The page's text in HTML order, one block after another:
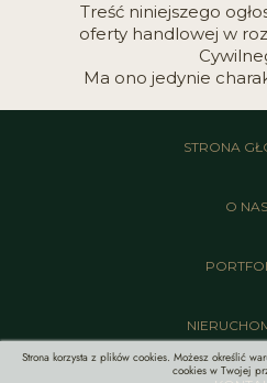
Treść niniejszego
oferty handlowej w
Ma ono jedynie
STRONA
O NAS
Strona korzysta z plików cookies. Możesz określić
cookies w Twojej